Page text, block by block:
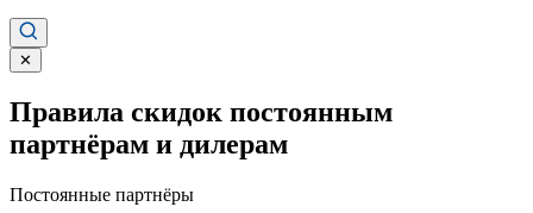
✕
Правила скидок постоянным
партнёрам и дилерам
Постоянные партнёры